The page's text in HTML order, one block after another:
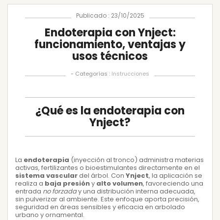
Publicado : 23/10/2025
Endoterapia con Ynject:
funcionamiento, ventajas y
usos técnicos
- Categorías : Instrucciones
¿Qué es la endoterapia con
Ynject?
La endoterapia (inyección al tronco) administra materias
activas, fertilizantes o bioestimulantes directamente en el
sistema vasculardel árbol. Con Ynject, la aplicación se
realiza a baja presióny alto volumen, favoreciendo una
entrada no forzaday una distribución interna adecuada,
sin pulverizar al ambiente. Este enfoque aporta precisión,
seguridad en áreas sensibles y eficacia en arbolado
urbano y ornamental.